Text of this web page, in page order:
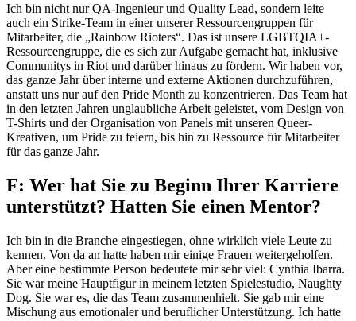
Ich bin nicht nur QA-Ingenieur und Quality Lead, sondern leite
auch ein Strike-Team in einer unserer Ressourcengruppen für
Mitarbeiter, die „Rainbow Rioters“. Das ist unsere LGBTQIA+-
Ressourcengruppe, die es sich zur Aufgabe gemacht hat, inklusive
Communitys in Riot und darüber hinaus zu fördern. Wir haben vor,
das ganze Jahr über interne und externe Aktionen durchzuführen,
anstatt uns nur auf den Pride Month zu konzentrieren. Das Team hat
in den letzten Jahren unglaubliche Arbeit geleistet, vom Design von
T-Shirts und der Organisation von Panels mit unseren Queer-
Kreativen, um Pride zu feiern, bis hin zu Ressource für Mitarbeiter
für das ganze Jahr.
F: Wer hat Sie zu Beginn Ihrer Karriere
unterstützt? Hatten Sie einen Mentor?
Ich bin in die Branche eingestiegen, ohne wirklich viele Leute zu
kennen. Von da an hatte haben mir einige Frauen weitergeholfen.
Aber eine bestimmte Person bedeutete mir sehr viel: Cynthia Ibarra.
Sie war meine Hauptfigur in meinem letzten Spielestudio, Naughty
Dog. Sie war es, die das Team zusammenhielt. Sie gab mir eine
Mischung aus emotionaler und beruflicher Unterstützung. Ich hatte